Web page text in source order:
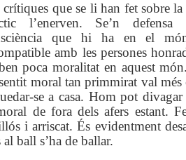
crítiques que se li han fet sobre la
l’enerven. Se’n
que hi ha en el
amb les persones
poca moralitat en aquest
moral tan primmirat val més
se a casa. Hom pot
de fora dels afers estant.
i arriscat. És evidentment
al ball s’ha de ballar.